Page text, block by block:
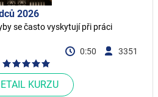
2026
se často vyskytují při práci
0:50
3351
KURZU